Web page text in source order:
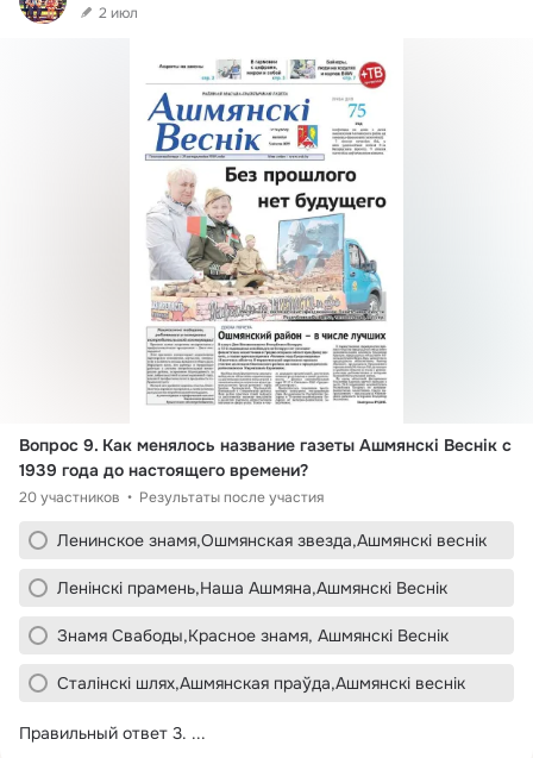
2 июл
Вопрос 9. Как менялось название газеты Ашмянскі Веснік с
1939 года до настоящего времени?
20 участников Результаты после участия
Ленинское знамя,Ошмянская звезда,Ашмянскі веснік
Ленінскі прамень,Наша Ашмяна,Ашмянскі Веснік
Знамя Свабоды,Красное знамя, Ашмянскі Веснік
Сталінскі шлях,Ашмянская праўда,Ашмянскі веснік
Правильный ответ 3. ...